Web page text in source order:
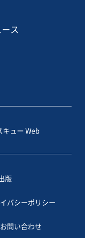
ス
キュー Web
版
バシーポリシー
お問い合わせ